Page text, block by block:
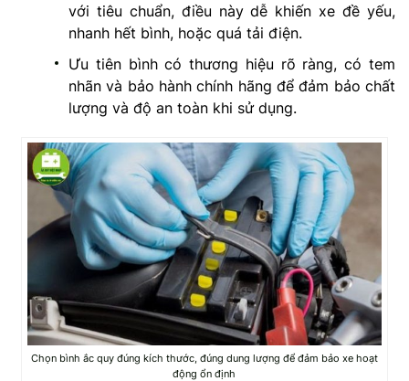
với tiêu chuẩn, điều này dễ khiến xe đề yếu,
nhanh hết bình, hoặc quá tải điện.
Ưu tiên bình có thương hiệu rõ ràng, có tem
nhãn và bảo hành chính hãng để đảm bảo chất
lượng và độ an toàn khi sử dụng.
Chọn bình ắc quy đúng kích thước, đúng dung lượng để đảm bảo xe hoạt
động ổn định